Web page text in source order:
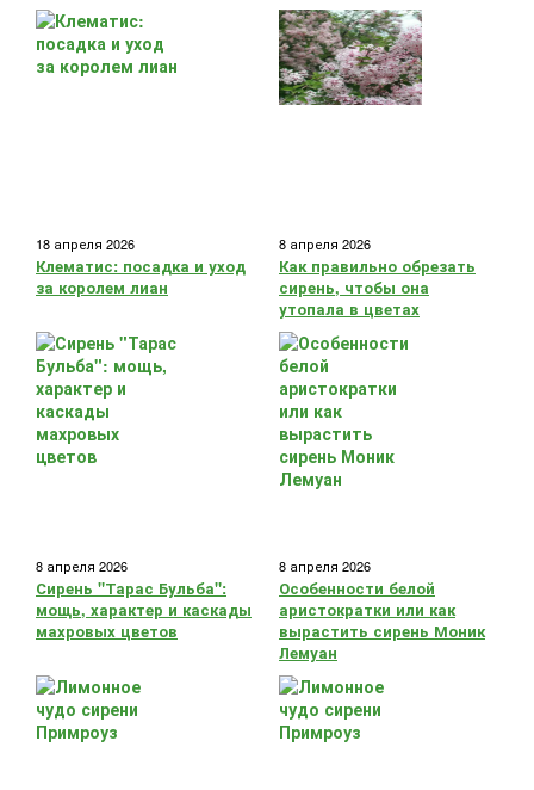
18 апреля 2026
Клематис: посадка и уход
за королем лиан
8 апреля 2026
Как правильно обрезать
сирень, чтобы она
утопала в цветах
8 апреля 2026
Сирень "Тарас Бульба":
мощь, характер и каскады
махровых цветов
8 апреля 2026
Особенности белой
аристократки или как
вырастить сирень Моник
Лемуан